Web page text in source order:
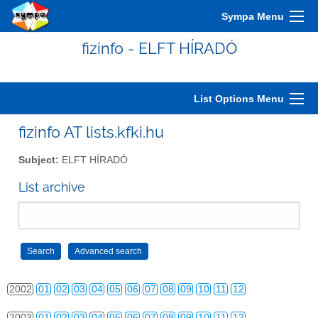
Sympa Menu
fizinfo - ELFT HÍRADÓ
List Options Menu
fizinfo AT lists.kfki.hu
Subject: ELFT HÍRADÓ
List archive
2000 01 02 03 04 05 06 07 08 09 10 11 12
2001 01 02 03 04 05 06 07
2002 01 02 03 04 05 06 07 08 09 10 11 12